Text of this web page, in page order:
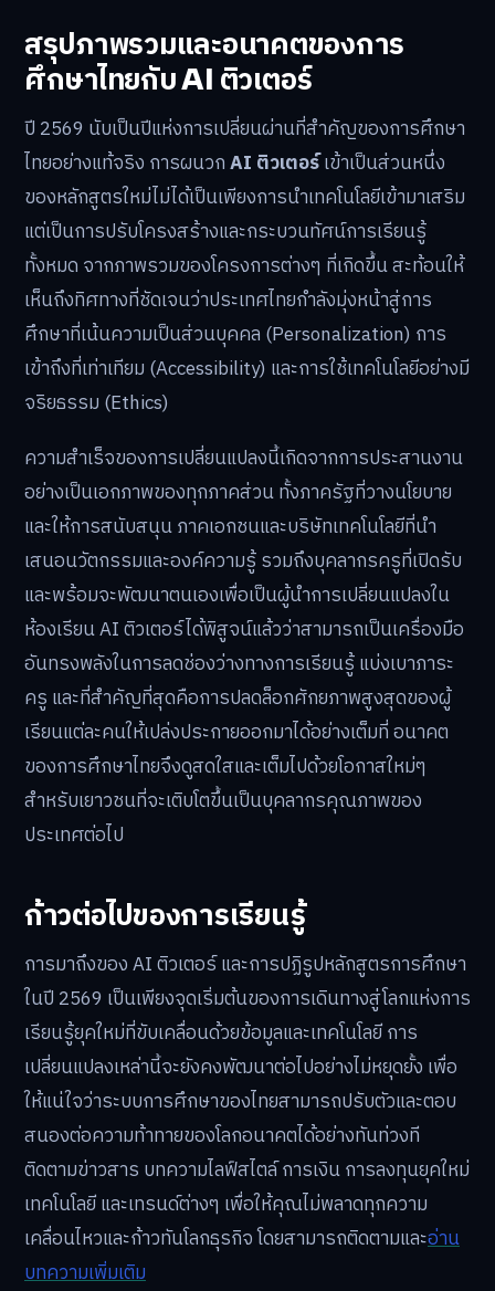
สรุปภาพรวมและอนาคตของการ
ศึกษาไทยกับ AI ติวเตอร์
ปี 2569 นับเป็นปีแห่งการเปลี่ยนผ่านที่สำคัญของการศึกษา
ไทยอย่างแท้จริง การผนวกAI ติวเตอร์เข้าเป็นส่วนหนึ่ง
ของหลักสูตรใหม่ไม่ได้เป็นเพียงการนำเทคโนโลยีเข้ามาเสริม
แต่เป็นการปรับโครงสร้างและกระบวนทัศน์การเรียนรู้
ทั้งหมด จากภาพรวมของโครงการต่างๆ ที่เกิดขึ้น สะท้อนให้
เห็นถึงทิศทางที่ชัดเจนว่าประเทศไทยกำลังมุ่งหน้าสู่การ
ศึกษาที่เน้นความเป็นส่วนบุคคล (Personalization) การ
เข้าถึงที่เท่าเทียม (Accessibility) และการใช้เทคโนโลยีอย่างมี
จริยธรรม (Ethics)
ความสำเร็จของการเปลี่ยนแปลงนี้เกิดจากการประสานงาน
อย่างเป็นเอกภาพของทุกภาคส่วน ทั้งภาครัฐที่วางนโยบาย
และให้การสนับสนุน ภาคเอกชนและบริษัทเทคโนโลยีที่นำ
เสนอนวัตกรรมและองค์ความรู้ รวมถึงบุคลากรครูที่เปิดรับ
และพร้อมจะพัฒนาตนเองเพื่อเป็นผู้นำการเปลี่ยนแปลงใน
ห้องเรียน AI ติวเตอร์ได้พิสูจน์แล้วว่าสามารถเป็นเครื่องมือ
อันทรงพลังในการลดช่องว่างทางการเรียนรู้ แบ่งเบาภาระ
ครู และที่สำคัญที่สุดคือการปลดล็อกศักยภาพสูงสุดของผู้
เรียนแต่ละคนให้เปล่งประกายออกมาได้อย่างเต็มที่ อนาคต
ของการศึกษาไทยจึงดูสดใสและเต็มไปด้วยโอกาสใหม่ๆ
สำหรับเยาวชนที่จะเติบโตขึ้นเป็นบุคลากรคุณภาพของ
ประเทศต่อไป
ก้าวต่อไปของการเรียนรู้
การมาถึงของ AI ติวเตอร์ และการปฏิรูปหลักสูตรการศึกษา
ในปี 2569 เป็นเพียงจุดเริ่มต้นของการเดินทางสู่โลกแห่งการ
เรียนรู้ยุคใหม่ที่ขับเคลื่อนด้วยข้อมูลและเทคโนโลยี การ
เปลี่ยนแปลงเหล่านี้จะยังคงพัฒนาต่อไปอย่างไม่หยุดยั้ง เพื่อ
ให้แน่ใจว่าระบบการศึกษาของไทยสามารถปรับตัวและตอบ
สนองต่อความท้าทายของโลกอนาคตได้อย่างทันท่วงที
ติดตามข่าวสาร บทความไลฟ์สไตล์ การเงิน การลงทุนยุคใหม่
เทคโนโลยี และเทรนด์ต่างๆ เพื่อให้คุณไม่พลาดทุกความ
เคลื่อนไหวและก้าวทันโลกธุรกิจ โดยสามารถติดตามและอ่าน
บทความเพิ่มเติม